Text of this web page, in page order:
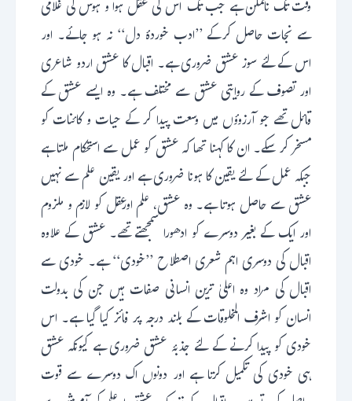
وقت تک ناممکن ہے جب تک اس کی عقل ہوا و ہوس کی غلامی
سے نجات حاصل کرکے ’’ادب خوردۂ دل‘‘ نہ ہو جائے۔ اور
اس کے لئے سوز عشق ضروری ہے۔ اقبال کا عشق اردو شاعری
اور تصوف کے روایتی عشق سے مختلف ہے۔ وہ ایسے عشق کے
قائل تھے جو آرزوؤں میں وسعت پیدا کر کے حیات و کائنات کو
مسخر کر سکے۔ ان کا کہنا تھا کہ عشق کو عمل سے استحکام ملتا ہے
جبکہ عمل کے لئے یقین کا ہونا ضروری ہے اور یقین علم سے نہیں
عشق سے حاصل ہوتا ہے۔ وہ عشق، علم اورعقل کو لازم و ملزوم
اور ایک کے بغیر دوسرے کو ادھورا سمجھتے تھے۔ عشق کے علاوہ
اقبال کی دوسری اہم شعری اصطلاح ’’خودی‘‘ ہے۔ خودی سے
اقبال کی مراد وہ اعلیٰ ترین انسانی صفات ہیں جن کی بدولت
انسان کو اشرف المخلوقات کے بلند درجہ پر فائز کیا گیا ہے۔ اس
خودی کو پیدا کرنے کے لئے جذبۂ عشق ضروری ہے کیونکہ عشق
ہی خودی کی تکمیل کرتا ہے اور دونوں اک دوسرے سے قوت